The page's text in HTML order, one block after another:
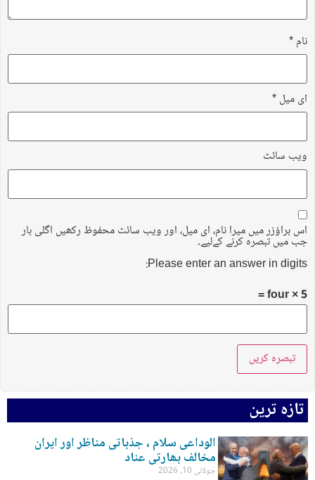
نام*
ای میل*
ویب‌ سائٹ
اس براؤزر میں میرا نام، ای میل، اور ویب سائٹ محفوظ رکھیں اگلی بار
جب میں تبصرہ کرنے کےلیے۔
Please enter an answer in digits:
5 × four =
تازہ ترین
الوداعی سلام ، جذباتی مناظر اور ایران
مخالف بھارتی عناد
جولائی 10, 2026